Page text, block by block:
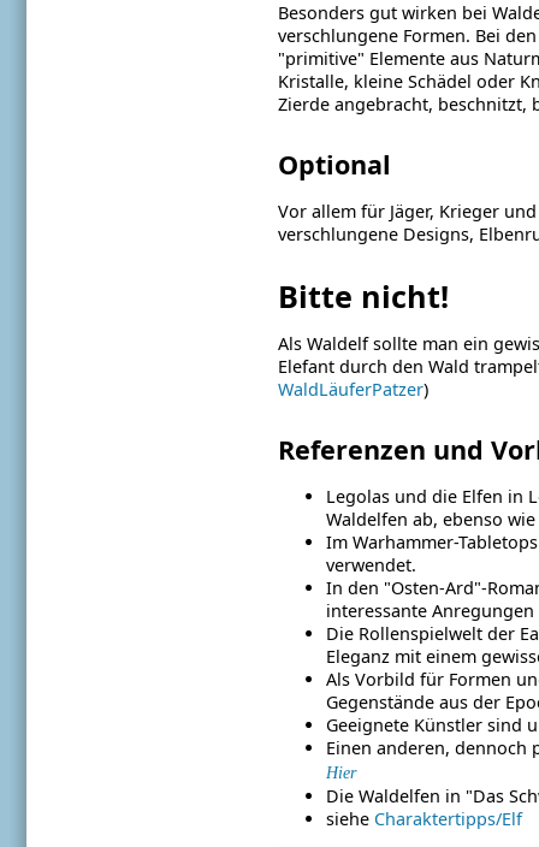
Besonders gut wirken bei
verschlungene Formen. Bei
"primitive" Elemente aus
Kristalle, kleine Schädel oder
Zierde angebracht, beschnitzt,
Optional
Vor allem für Jäger, Krieger
verschlungene Designs,
Bitte nicht!
Als Waldelf sollte man ein
Elefant durch den Wald
WaldLäuferPatzer)
Referenzen und
Legolas und die Elfen in
Waldelfen ab, ebenso
Im Warhammer-
verwendet.
In den "Osten-Ard"-
interessante
Die Rollenspielwelt der
Eleganz mit einem
Als Vorbild für Formen
Gegenstände aus der
Geeignete Künstler sind
Einen anderen, dennoch
Hier
Die Waldelfen in "Das
siehe Charaktertipps/Elf